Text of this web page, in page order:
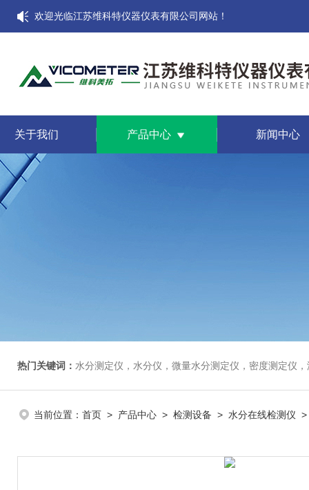
欢迎光临江苏维科特仪器仪表有限公司网站！
关于我们 产品中心 新闻中心
热门关键词： 水分测定仪，水分仪，微量水分测定仪，密度测定仪
当前位置： 首页 > 产品中心 > 检测设备 > 水分在线检测仪 >